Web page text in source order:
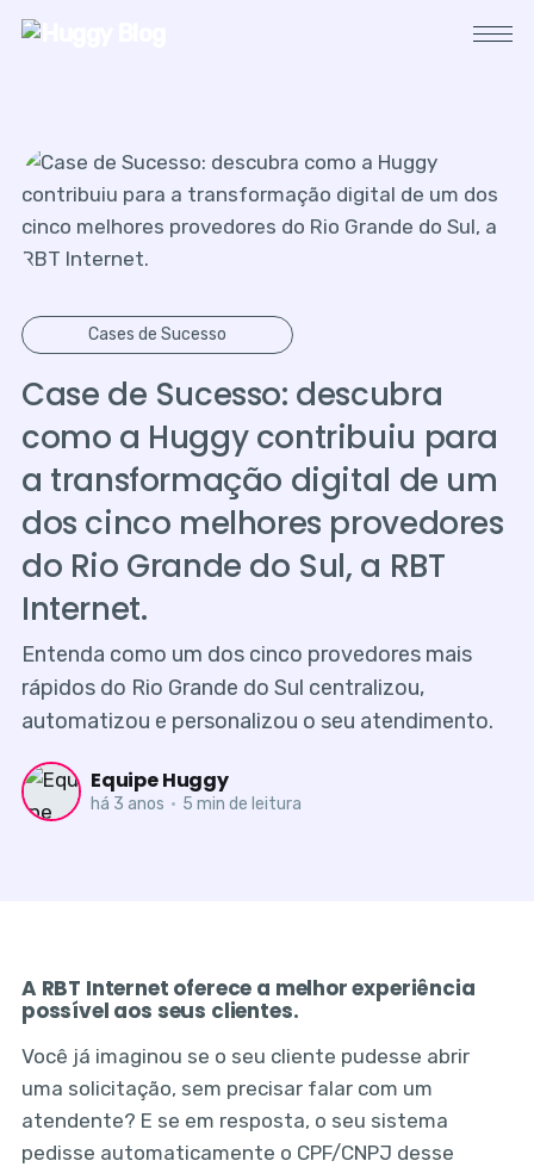
Cases de Sucesso
Case de Sucesso: descubra
como a Huggy contribuiu para
a transformação digital de um
dos cinco melhores provedores
do Rio Grande do Sul, a RBT
Internet.
Entenda como um dos cinco provedores mais
rápidos do Rio Grande do Sul centralizou,
automatizou e personalizou o seu atendimento.
Equipe Huggy
há 3 anos • 5 min de leitura
A RBT Internet oferece a melhor experiência
possível aos seus clientes.
Você já imaginou se o seu cliente pudesse abrir
uma solicitação, sem precisar falar com um
atendente? E se em resposta, o seu sistema
pedisse automaticamente o CPF/CNPJ desse